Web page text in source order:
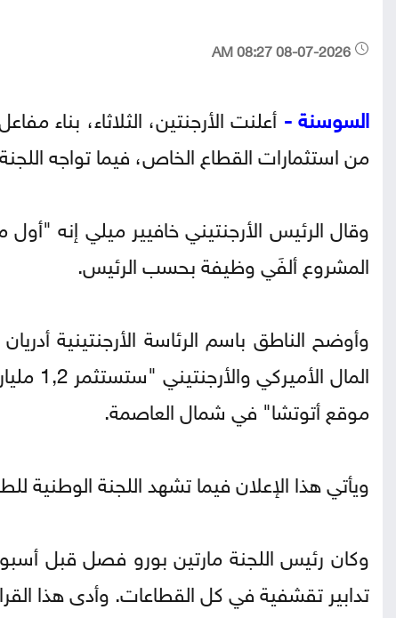
السوسنة -
من استثمارات القطاع الخاص، فيما تواجه
وقال الرئيس الأرجنتيني خافيير ميلي إنه
المشروع ألفَي وظيفة بحسب الرئيس.
وأوضح الناطق باسم الرئاسة الأرجنتينية
موقع أتوتشا" في شمال العاصمة.
ويأتي هذا الإعلان فيما تشهد اللجنة الوطنية
تدابير تقشفية في كل القطاعات. وأدى هذا